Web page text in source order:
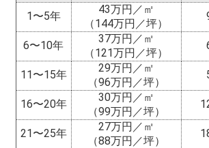
1〜5年
43万円／㎡
（144万円／坪）
6〜10年
37万円／㎡
（121万円／坪）
11〜15年
29万円／㎡
（96万円／坪）
16〜20年
30万円／㎡
（99万円／坪）
21〜25年
27万円／㎡
（88万円／坪）